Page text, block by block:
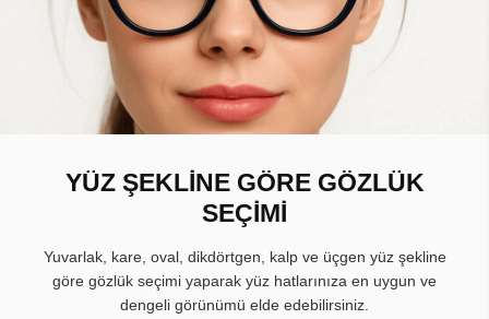
YÜZ ŞEKLİNE GÖRE GÖZLÜK
SEÇİMİ
Yuvarlak, kare, oval, dikdörtgen, kalp ve üçgen yüz şekline
göre gözlük seçimi yaparak yüz hatlarınıza en uygun ve
dengeli görünümü elde edebilirsiniz.